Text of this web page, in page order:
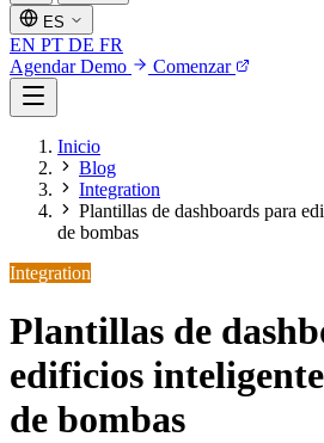
ES
EN PT DE FR
Agendar Demo
Comenzar
Inicio
Blog
Integration
Plantillas de dashboards para
de bombas
Integration
Plantillas de
edificios
de bombas